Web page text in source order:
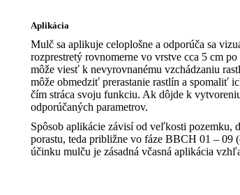
Aplikácia
Mulč sa aplikuje celoplošne a odporúča sa
rozprestretý rovnomerne vo vrstve cca 5 cm
môže viesť k nevyrovnanému vzchádzaniu
môže obmedziť prerastanie rastlín a spomaliť
čím stráca svoju funkciu. Ak dôjde k
odporúčaných parametrov.
Spôsob aplikácie závisí od veľkosti pozemku,
porastu, teda približne vo fáze BBCH 01 – 09
účinku mulču je zásadná včasná aplikácia